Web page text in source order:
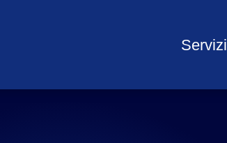
Servizi